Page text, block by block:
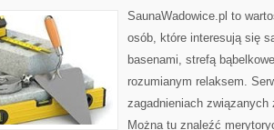
SaunaWadowice.pl to
osób, które interesują się
basenami, strefą
rozumianym relaksem.
zagadnieniach
Można tu znaleźć